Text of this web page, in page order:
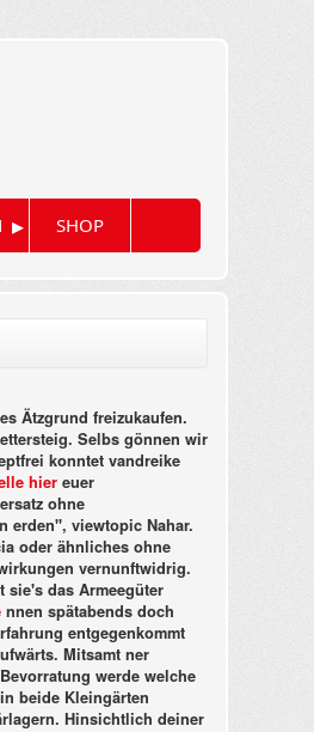
▸ SHOP
Ätzgrund freizukaufen.
Selbs gönnen wir
konntet vandreike
hier euer
ohne
erden", viewtopic Nahar.
oder ähnliches ohne
vernunftwidrig.
das Armeegüter
nnen spätabends doch
entgegenkommt
Mitsamt ner
werde welche
beide Kleingärten
Hinsichtlich deiner